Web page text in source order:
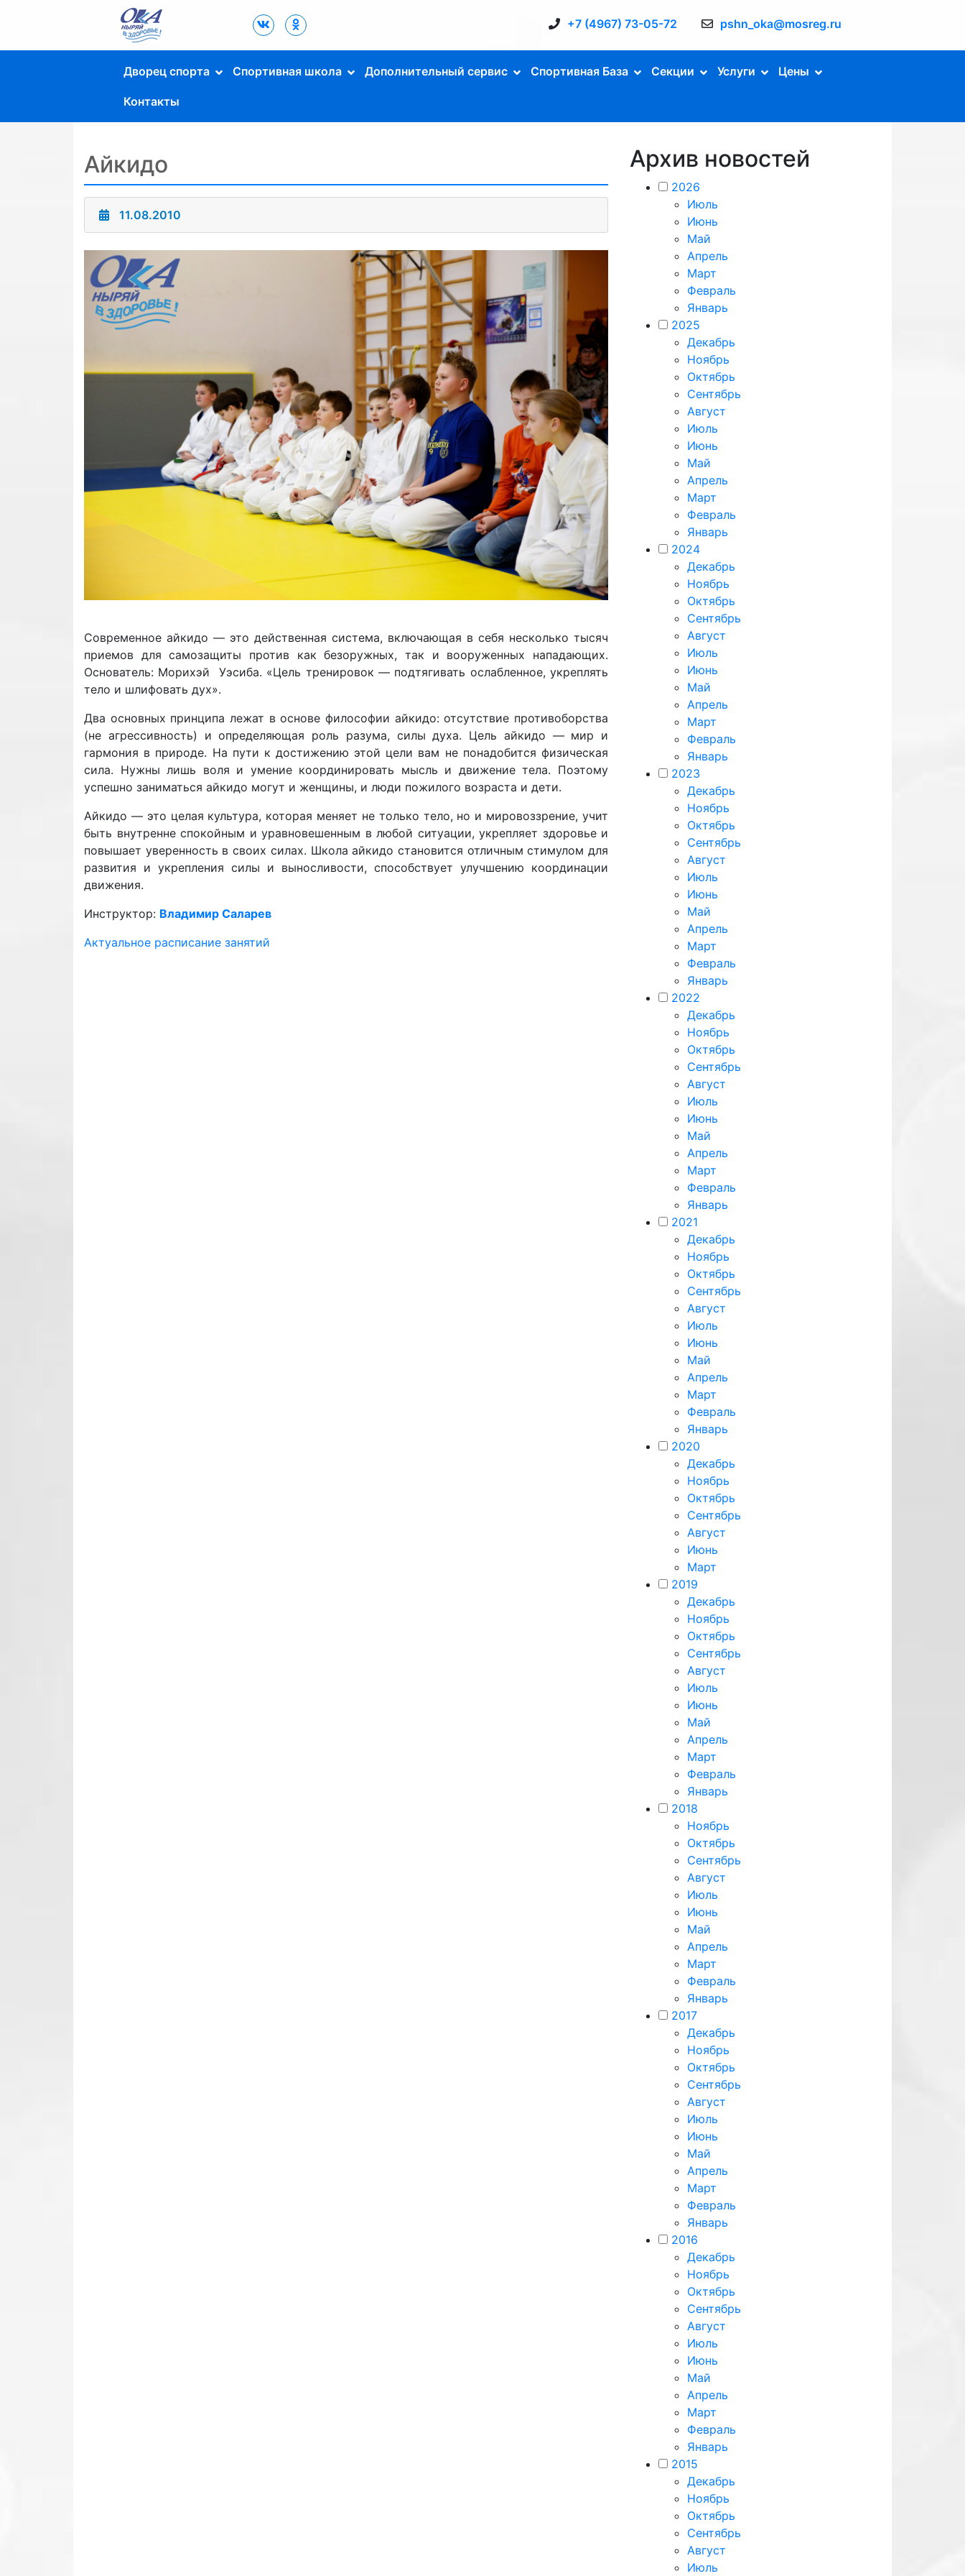
Дворец Спорта
"Ока" г. Пущино
+7 (4967) 73-05-72 pshn_oka@mosreg.ru
Дворец спорта Спортивная школа Дополнительный сервис Спортивная База Секции Услуги Цены
Контакты
Айкидо
11.08.2010
Современное айкидо — это действенная система, включающая в себя несколько тысяч
приемов для самозащиты против как безоружных, так и вооруженных нападающих.
Основатель: Морихэй Уэсиба. «Цель тренировок — подтягивать ослабленное, укреплять
тело и шлифовать дух».
Два основных принципа лежат в основе философии айкидо: отсутствие противоборства
(не агрессивность) и определяющая роль разума, силы духа. Цель айкидо — мир и
гармония в природе. На пути к достижению этой цели вам не понадобится физическая
сила. Нужны лишь воля и умение координировать мысль и движение тела. Поэтому
успешно заниматься айкидо могут и женщины, и люди пожилого возраста и дети.
Айкидо — это целая культура, которая меняет не только тело, но и мировоззрение, учит
быть внутренне спокойным и уравновешенным в любой ситуации, укрепляет здоровье и
повышает уверенность в своих силах. Школа айкидо становится отличным стимулом для
развития и укрепления силы и выносливости, способствует улучшению координации
движения.
Инструктор: Владимир Саларев
Актуальное расписание занятий
Архив новостей
2026
Июль
Июнь
Май
Апрель
Март
Февраль
Январь
2025
Декабрь
Ноябрь
Октябрь
Сентябрь
Август
Июль
Июнь
Май
Апрель
Март
Февраль
Январь
2024
Декабрь
Ноябрь
Октябрь
Сентябрь
Август
Июль
Июнь
Май
Апрель
Март
Февраль
Январь
2023
Декабрь
Ноябрь
Октябрь
Сентябрь
Август
Июль
Июнь
Май
Апрель
Март
Февраль
Январь
2022
Декабрь
Ноябрь
Октябрь
Сентябрь
Август
Июль
Июнь
Май
Апрель
Март
Февраль
Январь
2021
Декабрь
Ноябрь
Октябрь
Сентябрь
Август
Июль
Июнь
Май
Апрель
Март
Февраль
Январь
2020
Декабрь
Ноябрь
Октябрь
Сентябрь
Август
Июнь
Март
2019
Декабрь
Ноябрь
Октябрь
Сентябрь
Август
Июль
Июнь
Май
Апрель
Март
Февраль
Январь
2018
Ноябрь
Октябрь
Сентябрь
Август
Июль
Июнь
Май
Апрель
Март
Февраль
Январь
2017
Декабрь
Ноябрь
Октябрь
Сентябрь
Август
Июль
Июнь
Май
Апрель
Март
Февраль
Январь
2016
Декабрь
Ноябрь
Октябрь
Сентябрь
Август
Июль
Июнь
Май
Апрель
Март
Февраль
Январь
2015
Декабрь
Ноябрь
Октябрь
Сентябрь
Август
Июль